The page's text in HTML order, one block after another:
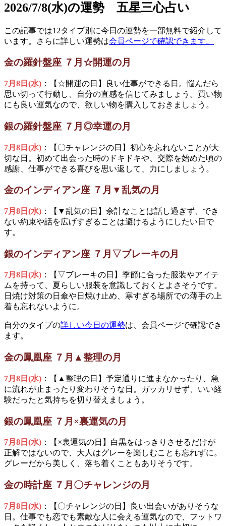
2026/7/8(水)の運勢 五星三心占い
この記事では12タイプ別に今日の運勢を一部無料で紹介して
います。さらに詳しい運勢は会員ページで確認できます。
金の羅針盤座 ７月☆開運の月
7月8日(水) ：【☆開運の日】良い仕事ができる日。悩んだら
思い切って行動し、自分の直感を信じてみましょう。買い物
にも良い運気なので、欲しい物を購入しておきましょう。
銀の羅針盤座 ７月◎幸運の月
7月8日(水) ：【〇チャレンジの日】初心を忘れないことが大
切な日。初めて出会った時のドキドキや、交際を始めた頃の
感謝、仕事ができる喜びを思い返して、力にしましょう。
金のインディアン座 ７月▼乱気の月
7月8日(水) ：【▼乱気の日】余計なことは話し過ぎず、でき
ない約束や話を広げすぎることは避けるようにしたい日で
す。
銀のインディアン座 ７月▽ブレーキの月
7月8日(水) ：【▽ブレーキの日】季節に合った服装やアイテ
ムを持って、夏らしい服装を意識しておくとよさそうです。
日焼け対策の日傘や日焼け止め、寒すぎる場所での薄手の上
着も忘れないように。
自分のタイプの詳しい今日の運勢は、会員ページで確認でき
ます。
金の鳳凰座 ７月▲整理の月
7月8日(水) ：【▲整理の日】予定通りに進まなかったり、急
に流れが止まったり変わりそうな日。ガッカリせず、いい経
験だったと気持ちを切り替えましょう。
銀の鳳凰座 ７月×裏運気の月
7月8日(水) ：【×裏運気の日】白黒をはっきりさせるだけが
正解ではないので、大人はグレーを楽しむことも忘れずに。
グレーだから美しく、落ち着くこともありそうです。
金の時計座 ７月〇チャレンジの月
7月8日(水) ：【〇チャレンジの日】良い出会いがありそうな
日。仕事でも恋でも素敵な人に会える運気なので、フットワ